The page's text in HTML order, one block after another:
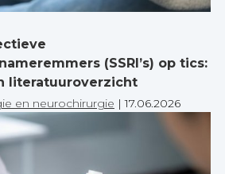
(SSRI’s) op tics:
literatuuroverzicht
en neurochirurgie |17.06.2026